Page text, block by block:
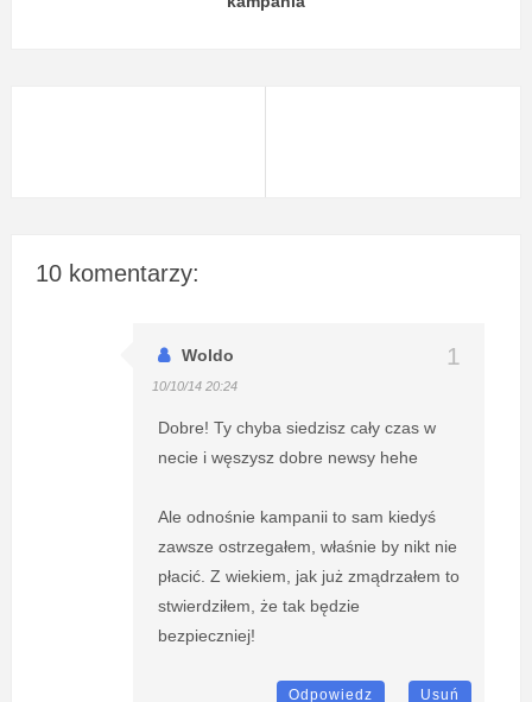
10 komentarzy:
Woldo
10/10/14 20:24
Dobre! Ty chyba siedzisz cały czas w
necie i węszysz dobre newsy hehe
Ale odnośnie kampanii to sam kiedyś
zawsze ostrzegałem, właśnie by nikt nie
płacić. Z wiekiem, jak już zmądrzałem to
stwierdziłem, że tak będzie
bezpieczniej!
Odpowiedz Usuń